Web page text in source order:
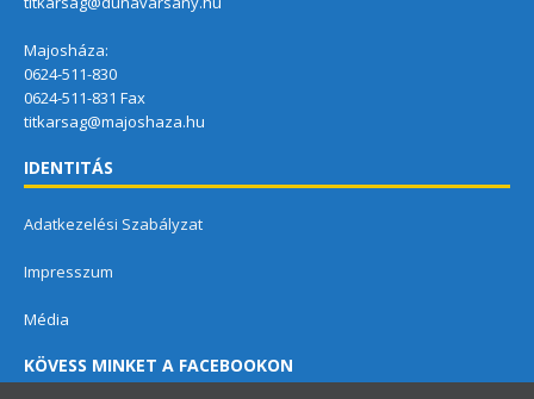
Majosháza:
0624-511-830
0624-511-831 Fax
titkarsag@majoshaza.hu
IDENTITÁS
Adatkezelési Szabályzat
Impresszum
Média
KÖVESS MINKET A FACEBOOKON